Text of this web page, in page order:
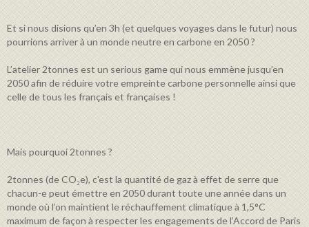
Et si nous disions qu’en 3h (et quelques voyages dans le futur) nous
pourrions arriver à un monde neutre en carbone en 2050 ?
L’atelier 2tonnes est un serious game qui nous emmène jusqu’en
2050 afin de réduire votre empreinte carbone personnelle ainsi que
celle de tous les français et françaises !
Mais pourquoi 2tonnes ?
2tonnes (de CO₂e), c'est la quantité de gaz à effet de serre que
chacun-e peut émettre en 2050 durant toute une année dans un
monde où l’on maintient le réchauffement climatique à 1,5°C
maximum de façon à respecter les engagements de l’Accord de Paris